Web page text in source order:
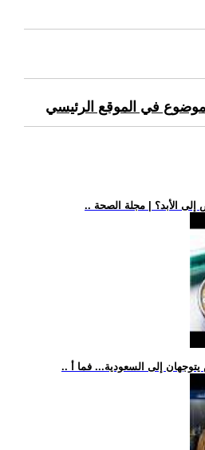
في الموقع الرئيسي
الأبد؟ | مجلة الصحة
يتوجهان إلى السعودية... فما أ